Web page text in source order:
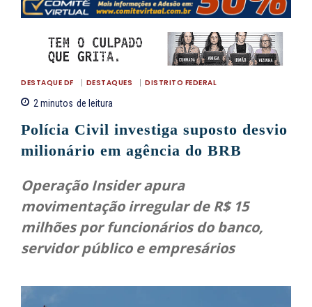
DESTAQUE DF DESTAQUES DISTRITO FEDERAL
2minutos de leitura
Polícia Civil investiga suposto desvio
milionário em agência do BRB
Operação Insider apura
movimentação irregular de R$ 15
milhões por funcionários do banco,
servidor público e empresários